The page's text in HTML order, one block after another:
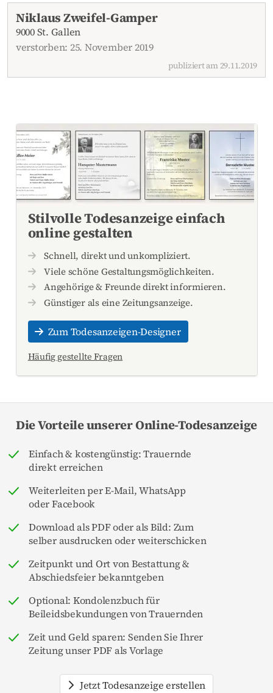
Niklaus Zweifel-Gamper
9000 St. Gallen
verstorben: 25. November 2019
publiziert am 29.11.2019
Stilvolle Todesanzeige einfach
online gestalten
Schnell, direkt und unkompliziert.
Viele schöne Gestaltungsmöglichkeiten.
Angehörige & Freunde direkt informieren.
Günstiger als eine Zeitungsanzeige.
Zum Todesanzeigen-Designer
Häufig gestellte Fragen
Die Vorteile unserer Online-Todesanzeige
Einfach & kostengünstig: Trauernde
direkt erreichen
Weiterleiten per E-Mail, WhatsApp
oder Facebook
Download als PDF oder als Bild: Zum
selber ausdrucken oder weiterschicken
Zeitpunkt und Ort von Bestattung &
Abschiedsfeier bekanntgeben
Optional: Kondolenzbuch für
Beileidsbekundungen von Trauernden
Zeit und Geld sparen: Senden Sie Ihrer
Zeitung unser PDF als Vorlage
Jetzt Todesanzeige erstellen